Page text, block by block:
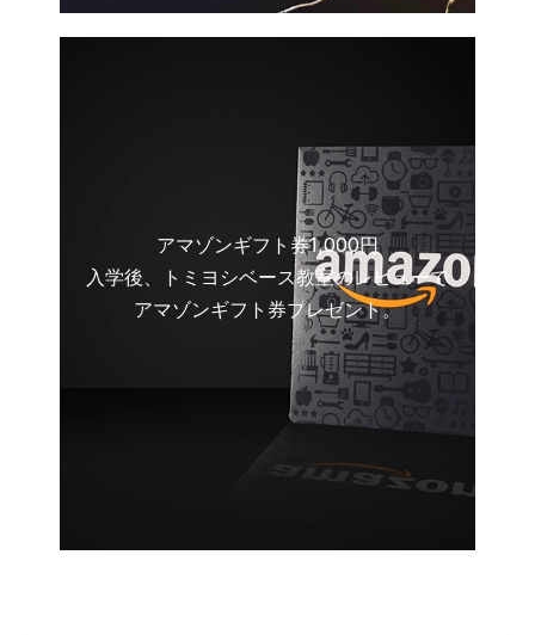
アマゾンギフト券1,000円
入学後、トミヨシベース教室のレビューで
アマゾンギフト券プレゼント。